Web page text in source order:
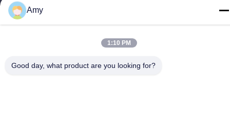
China Goed Kwaliteit 7 segment LEIDENE Vertoning Auteursrecht
Amy
1:10 PM
Good day, what product are you looking for?